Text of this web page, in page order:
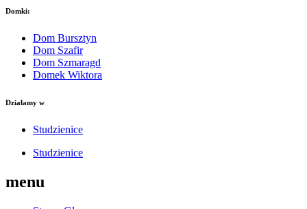
Domki:
Dom Bursztyn
Dom Szafir
Dom Szmaragd
Domek Wiktora
Działamy w
Studzienice
Studzienice
menu